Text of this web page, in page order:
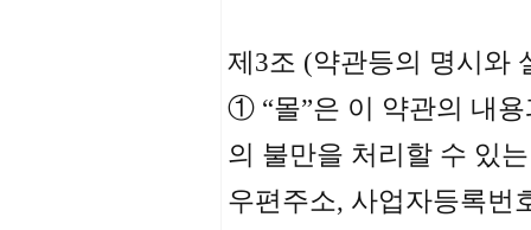
제3조 (약관등의 명시와
① “몰”은 이 약관의 내
의 불만을 처리할 수 있
우편주소, 사업자등록번